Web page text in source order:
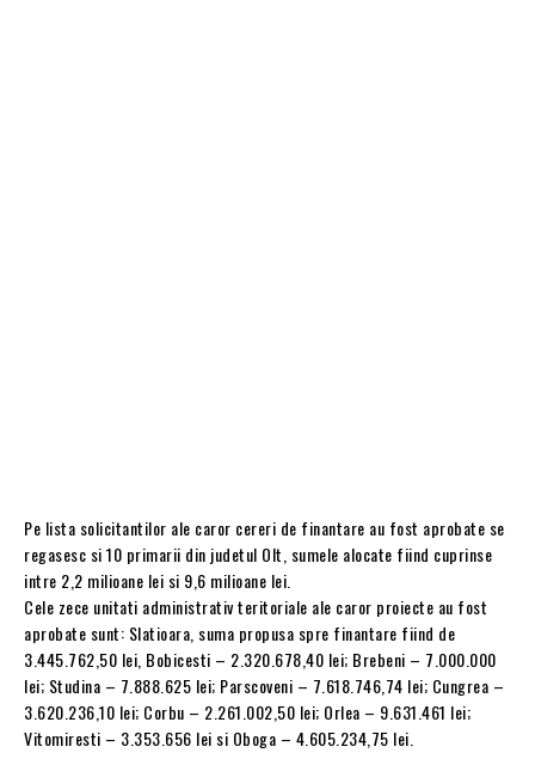
Pe lista solicitantilor ale caror cereri de finantare au fost aprobate se
regasesc si 10 primarii din judetul Olt, sumele alocate fiind cuprinse
intre 2,2 milioane lei si 9,6 milioane lei.
Cele zece unitati administrativ teritoriale ale caror proiecte au fost
aprobate sunt: Slatioara, suma propusa spre finantare fiind de
3.445.762,50 lei, Bobicesti – 2.320.678,40 lei; Brebeni – 7.000.000
lei; Studina – 7.888.625 lei; Parscoveni – 7.618.746,74 lei; Cungrea –
3.620.236,10 lei; Corbu – 2.261.002,50 lei; Orlea – 9.631.461 lei;
Vitomiresti – 3.353.656 lei si Oboga – 4.605.234,75 lei.